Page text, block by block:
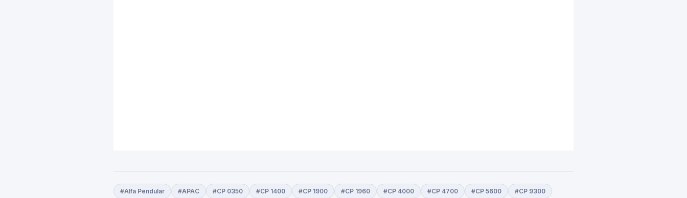
#Alfa Pendular #APAC #CP 0350 #CP 1400 #CP 1900 #CP 1960 #CP 4000 #CP 4700 #CP 5600
#CP 9300